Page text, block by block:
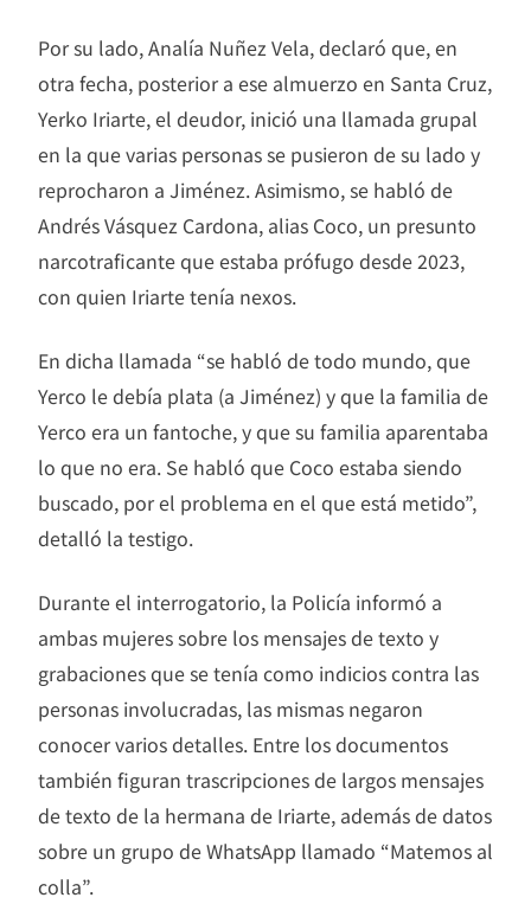
Por su lado, Analía Nuñez Vela, declaró que, en
otra fecha, posterior a ese almuerzo en Santa Cruz,
Yerko Iriarte, el deudor, inició una llamada grupal
en la que varias personas se pusieron de su lado y
reprocharon a Jiménez. Asimismo, se habló de
Andrés Vásquez Cardona, alias Coco, un presunto
narcotraficante que estaba prófugo desde 2023,
con quien Iriarte tenía nexos.
En dicha llamada “se habló de todo mundo, que
Yerco le debía plata (a Jiménez) y que la familia de
Yerco era un fantoche, y que su familia aparentaba
lo que no era. Se habló que Coco estaba siendo
buscado, por el problema en el que está metido”,
detalló la testigo.
Durante el interrogatorio, la Policía informó a
ambas mujeres sobre los mensajes de texto y
grabaciones que se tenía como indicios contra las
personas involucradas, las mismas negaron
conocer varios detalles. Entre los documentos
también figuran trascripciones de largos mensajes
de texto de la hermana de Iriarte, además de datos
sobre un grupo de WhatsApp llamado “Matemos al
colla”.